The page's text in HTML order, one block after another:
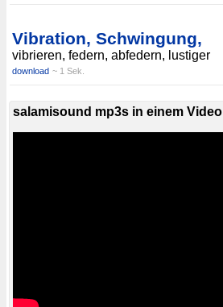
Vibration, Schwingung,
vibrieren, federn, abfedern, lustiger
download ~ 1 Sek.
salamisound mp3s in einem Video